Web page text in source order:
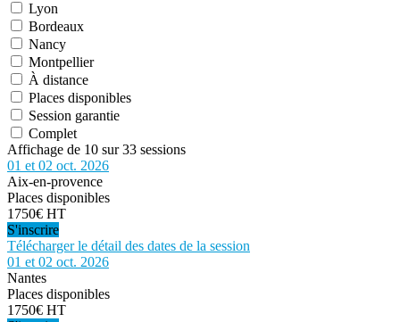
Lyon
Bordeaux
Nancy
Montpellier
À distance
Places disponibles
Session garantie
Complet
Affichage de 10 sur 33 sessions
01 et 02 oct. 2026
Aix-en-provence
Places disponibles
1750€ HT
S'inscrire
Télécharger le détail des dates de la session
01 et 02 oct. 2026
Nantes
Places disponibles
1750€ HT